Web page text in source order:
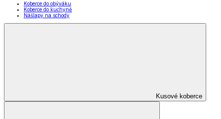
Koberce do obýváku
Koberce do kuchyně
Nášlapy na schody
Kusové koberce